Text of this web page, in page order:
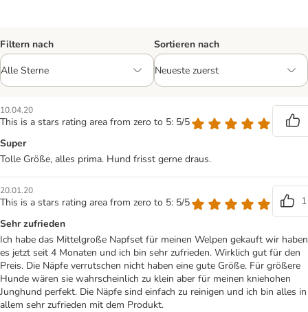
Filtern nach Sortieren nach
10.04.20
This is a stars rating area from zero to 5: 5/5
Super
Tolle Größe, alles prima. Hund frisst gerne draus.
20.01.20
This is a stars rating area from zero to 5: 5/5
1
Sehr zufrieden
Ich habe das Mittelgroße Napfset für meinen Welpen gekauft wir haben
es jetzt seit 4 Monaten und ich bin sehr zufrieden. Wirklich gut für den
Preis. Die Näpfe verrutschen nicht haben eine gute Größe. Für größere
Hunde wären sie wahrscheinlich zu klein aber für meinen kniehohen
Junghund perfekt. Die Näpfe sind einfach zu reinigen und ich bin alles in
allem sehr zufrieden mit dem Produkt.